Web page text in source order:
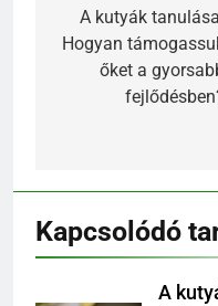
navigáció
A kutyák
Hogyan
őket a
Kapcsolódó
A